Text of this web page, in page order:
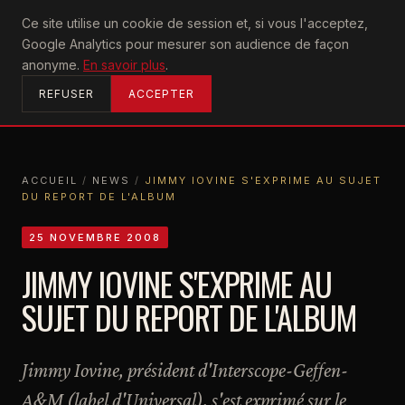
Ce site utilise un cookie de session et, si vous l'acceptez,
Google Analytics pour mesurer son audience de façon
anonyme. En savoir plus.
REFUSER ACCEPTER
U2achtung
ACCUEIL
ACCUEIL / NEWS / JIMMY IOVINE S'EXPRIME AU SUJET
DU REPORT DE L'ALBUM
25 NOVEMBRE 2008
JIMMY IOVINE S'EXPRIME AU
SUJET DU REPORT DE L'ALBUM
Jimmy Iovine, président d'Interscope-Geffen-
A&M (label d'Universal), s'est exprimé sur le